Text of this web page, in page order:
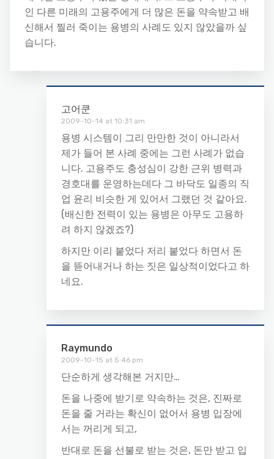
인 다른 미래의 고용주에게 더 많은 돈을 약속받고 배
신해서 찔러 죽이는 용병의 사례도 있지 않았을까 싶
습니다.
고어쿤
2009-10-14 at 10:31 am
용병 시스템이 그리 만만한 것이 아니라서
제가 들어 본 사례 중에는 그런 사례가 없습
니다. 고용주도 충성심이 강한 근위 병력과
경호대를 운영하는데다 그 바닥도 일종의 직
업 윤리 비슷한 게 있어서 그랬던 것 같아요.
(배신한 전력이 있는 용병은 아무도 고용하
려 하지 않겠죠?)
하지만 이리 붙었다 저리 붙었다 하면서 돈
을 뜯어내거나 하는 짓은 일상적이었다고 하
네요.
Raymundo
2009-10-15 at 5:46 pm
단순하게 생각해본 거지만…
돈을 나중에 받기로 약속하는 것은, 진짜로
돈을 줄 거라는 확신이 없어서 용병 입장에
서는 꺼리게 되고,
반대로 돈을 선불로 받는 것은, 돈만 받고 입